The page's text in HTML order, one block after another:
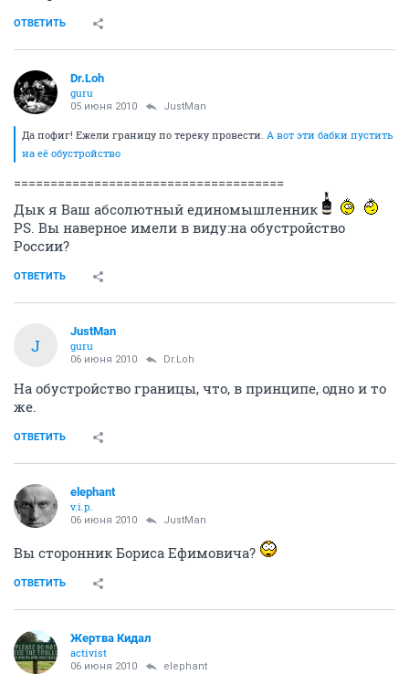
ОТВЕТИТЬ
Dr.Loh
guru
05 июня 2010 JustMan
Да пофиг! Ежели границу по тереку провести. А вот эти бабки пустить
на её обустройство
=====================================
Дык я Ваш абсолютный единомышленник
PS. Вы наверное имели в виду:на обустройство
России?
ОТВЕТИТЬ
J
JustMan
guru
06 июня 2010 Dr.Loh
На обустройство границы, что, в принципе, одно и то
же.
ОТВЕТИТЬ
elephant
v.i.p.
06 июня 2010 JustMan
Вы сторонник Бориса Ефимовича?
ОТВЕТИТЬ
Жертва Кидал
activist
06 июня 2010 elephant